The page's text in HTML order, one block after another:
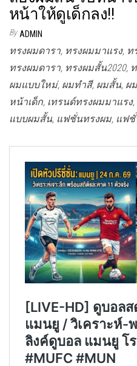
หน้าให้ดูเด็กลง!!
By ADMIN
ทรงผมดารา, ทรงผมมาแรง,
ทรงผมดารา, ทรงผมสั้น2020,
ผมแบบใหม่, ผมทำสี, ผมสั้น,
หน้าเด็ก, เทรนด์ทรงผมมาแร
แบบผมสั้น, แฟชั่นทรงผม, แฟ